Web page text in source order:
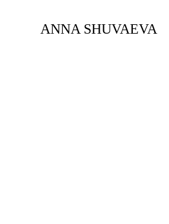
ANNA SHUVAEVA